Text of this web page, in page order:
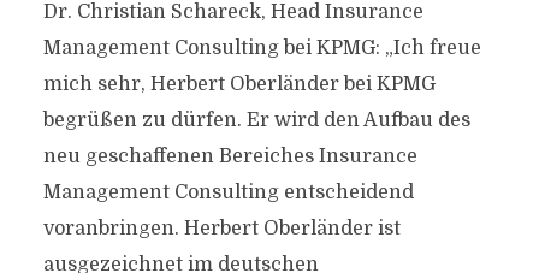
Dr. Christian Schareck, Head Insurance
Management Consulting bei KPMG: „Ich freue
mich sehr, Herbert Oberländer bei KPMG
begrüßen zu dürfen. Er wird den Aufbau des
neu geschaffenen Bereiches Insurance
Management Consulting entscheidend
voranbringen. Herbert Oberländer ist
ausgezeichnet im deutschen